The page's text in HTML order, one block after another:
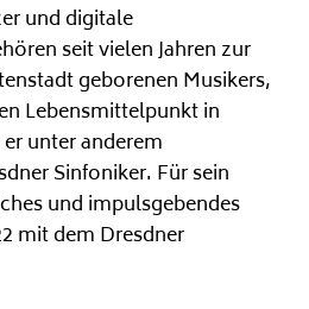
und digitale
seit vielen Jahren zur
geborenen Musikers,
Lebensmittelpunkt in
unter anderem
Sinfoniker. Für sein
und impulsgebendes
mit dem Dresdner